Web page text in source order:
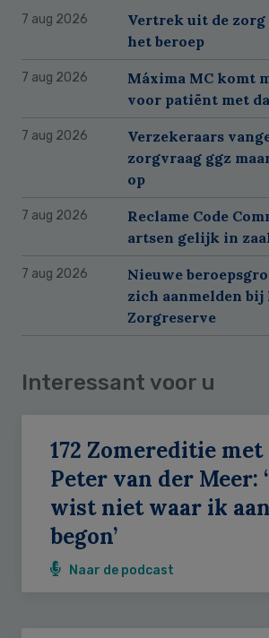
7 aug 2026
Vertrek uit de
het beroep
7 aug 2026
Máxima MC komt
voor patiënt met
7 aug 2026
Verzekeraars
zorgvraag ggz
op
7 aug 2026
Reclame Code
artsen gelijk in
7 aug 2026
Nieuwe
zich aanmelden
Zorgreserve
Interessant voor u
172 Zomereditie met
Peter van der Meer:
wist niet waar ik aan
begon’
Naar de podcast